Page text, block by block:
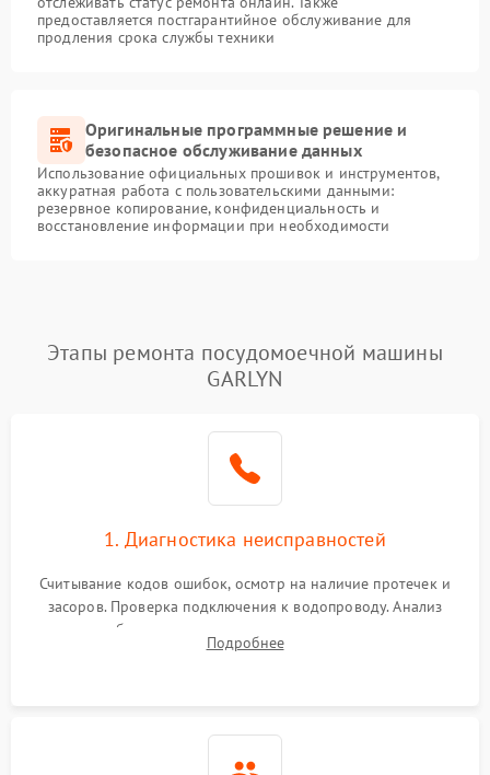
предоставляется постгарантийное обслуживание для
продления срока службы техники
Оригинальные программные решение и
безопасное обслуживание данных
Использование официальных прошивок и инструментов,
аккуратная работа с пользовательскими данными:
резервное копирование, конфиденциальность и
восстановление информации при необходимости
Этапы ремонта посудомоечной машины
GARLYN
1. Диагностика неисправностей
Считывание кодов ошибок, осмотр на наличие протечек и
засоров. Проверка подключения к водопроводу. Анализ
жалоб на отсутствие слива, нагрева, вращения
разбрызгивателей или срабатывание системы защиты
Подробнее